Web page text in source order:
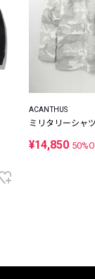
ACANTHUS
ミリタリーシャ
¥14,850